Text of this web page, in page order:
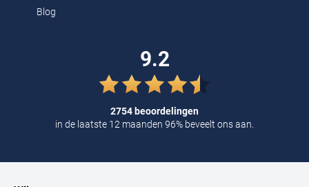
Blog
9.2
2754 beoordelingen
in de laatste 12 maanden 96% beveelt ons aan.